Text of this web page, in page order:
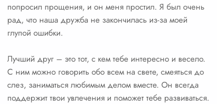
попросил прощения, и он меня простил. Я был очень
рад, что наша дружба не закончилась из-за моей
глупой ошибки.
Лучший друг – это тот, с кем тебе интересно и весело.
С ним можно говорить обо всем на свете, смеяться до
слез, заниматься любимым делом вместе. Он всегда
поддержит твои увлечения и поможет тебе развиваться.